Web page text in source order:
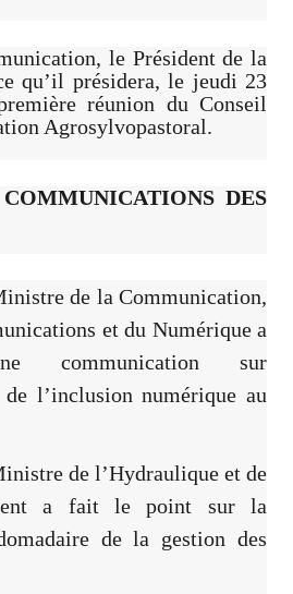
le Président de la
qu’il présidera, le jeudi 23
réunion du Conseil
Agrosylvopastoral.
DES
de la Communication,
et du Numérique a
communication sur
de l’inclusion numérique au
de l’Hydraulique et de
a fait le point sur la
de la gestion des